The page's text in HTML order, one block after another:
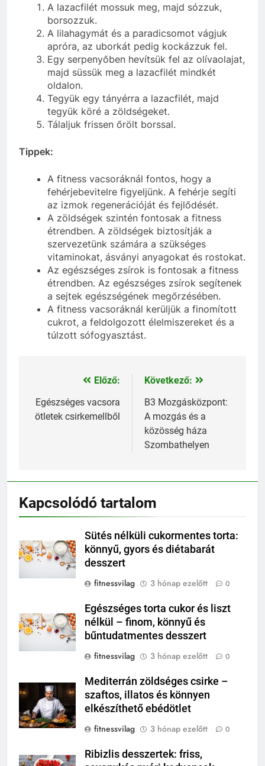
A lazacfilét mossuk meg, majd sózzuk,
borsozzuk.
A lilahagymát és a paradicsomot vágjuk
apróra, az uborkát pedig kockázzuk fel.
Egy serpenyőben hevítsük fel az olívaolajat,
majd süssük meg a lazacfilét mindkét
oldalon.
Tegyük egy tányérra a lazacfilét, majd
tegyük köré a zöldségeket.
Tálaljuk frissen őrölt borssal.
Tippek:
A fitness vacsoráknál fontos, hogy a
fehérjebevitelre figyeljünk. A fehérje segíti
az izmok regenerációját és fejlődését.
A zöldségek szintén fontosak a fitness
étrendben. A zöldségek biztosítják a
szervezetünk számára a szükséges
vitaminokat, ásványi anyagokat és rostokat.
Az egészséges zsírok is fontosak a fitness
étrendben. Az egészséges zsírok segítenek
a sejtek egészségének megőrzésében.
A fitness vacsoráknál kerüljük a finomított
cukrot, a feldolgozott élelmiszereket és a
túlzott sófogyasztást.
Bejegyzés
navigáció
Előző:
Egészséges vacsora
ötletek csirkemellből
Következő:
B3 Mozgásközpont:
A mozgás és a
közösség háza
Szombathelyen
Kapcsolódó tartalom
Sütés nélküli cukormentes torta:
könnyű, gyors és diétabarát
desszert
fitnessvilag
3 hónap ezelőtt 0
Egészséges torta cukor és liszt
nélkül – finom, könnyű és
bűntudatmentes desszert
fitnessvilag
3 hónap ezelőtt 0
Mediterrán zöldséges csirke –
szaftos, illatos és könnyen
elkészíthető ebédötlet
fitnessvilag
3 hónap ezelőtt 0
Ribizlis desszertek: friss,